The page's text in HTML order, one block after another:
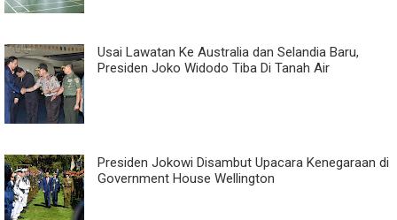
Usai Lawatan Ke Australia dan Selandia Baru,
Presiden Joko Widodo Tiba Di Tanah Air
Presiden Jokowi Disambut Upacara Kenegaraan di
Government House Wellington